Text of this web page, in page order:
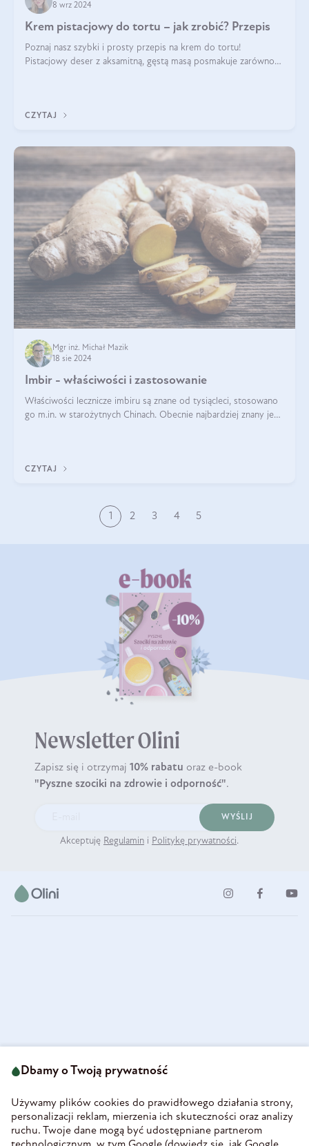
8 wrz 2024
Krem pistacjowy do tortu – jak zrobić? Przepis
Poznaj nasz szybki i prosty przepis na krem do tortu!
Pistacjowy deser z aksamitną, gęstą masą posmakuje zarówno
CZYTAJ
Mgr inż. Michał Mazik
18 sie 2024
Imbir - właściwości i zastosowanie
Właściwości lecznicze imbiru są znane od tysiącleci, stosowano
go m.in. w starożytnych Chinach. Obecnie najbardziej znany jest
CZYTAJ
1 2 3 4 5
Newsletter Olini
Zapisz się i otrzymaj 10% rabatu oraz e-book
"Pyszne szociki na zdrowie i odporność".
WYŚLIJ
Akceptuję Regulamin i Politykę prywatności.
58-160 Świebodzice
REGON 890213034
INFORMACJE
Dbamy o Twoją prywatność
Używamy plików cookies do prawidłowego działania strony,
personalizacji reklam, mierzenia ich skuteczności oraz analizy
ruchu. Twoje dane mogą być udostępniane partnerom